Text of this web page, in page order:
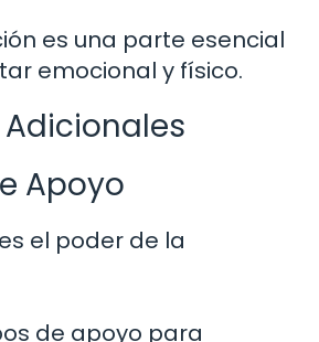
es una parte esencial
emocional y físico.
Adicionales
Apoyo
el poder de la
de apoyo para